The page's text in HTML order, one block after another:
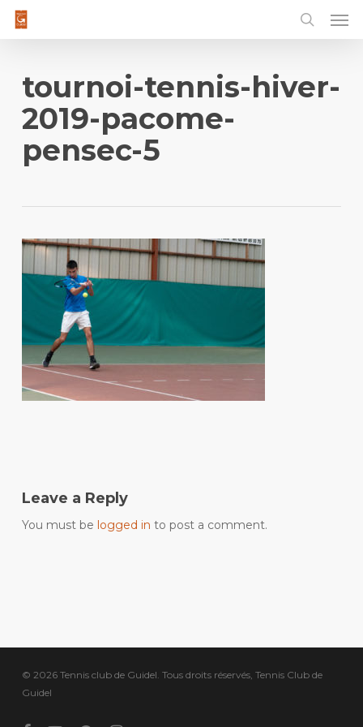
Skip
tournoi-tennis-hiver-
2019-pacome-
pensec-5
Leave a Reply
You must be logged in to post a comment.
© 2026 Tennis club de Guidel. Tous droits réservés, Tennis Club de
Guidel